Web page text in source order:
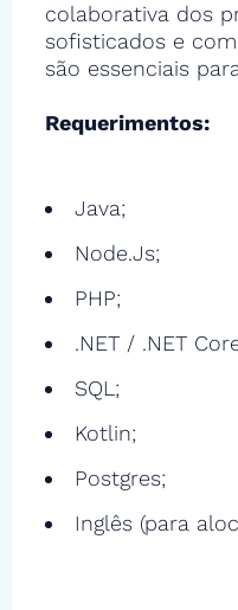
colaborativa dos
sofisticados e
são essenciais
Requerimentos:
Java;
Node.Js;
PHP;
.NET / .NET
SQL;
Kotlin;
Postgres;
Inglês (para